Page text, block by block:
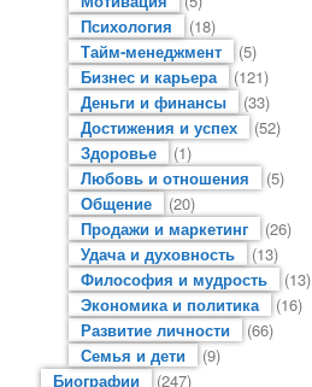
Психология
(18)
Тайм-менеджмент
(5)
Бизнес и карьера
(121)
Деньги и финансы
(33)
Достижения и успех
(52)
Здоровье
(1)
Любовь и отношения
(5)
Общение
(20)
Продажи и маркетинг
(26)
Удача и духовность
(13)
Философия и мудрость
(13)
Экономика и политика
(16)
Развитие личности
(66)
Семья и дети
(9)
Биографии
(247)